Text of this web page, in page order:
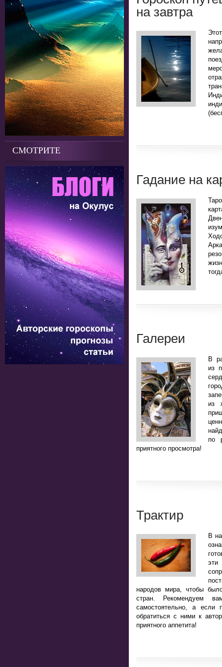
на завтра
Гадание на
Галереи
В
из
из
по
приятного просмотра!
Трактир
В
народов мира, чтобы
стран. Рекомендуем
самостоятельно, а если
обратиться с ними к
приятного аппетита!
СМОТРИТЕ